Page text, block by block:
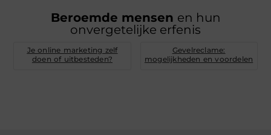
Beroemde mensen en hun
onvergetelijke erfenis
Je online marketing zelf
doen of uitbesteden?
Gevelreclame:
mogelijkheden en voordelen